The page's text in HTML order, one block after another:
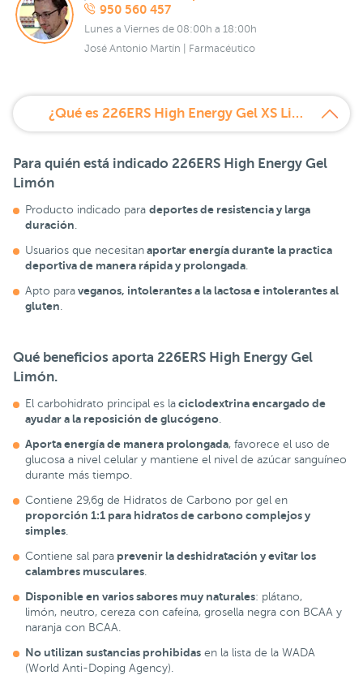
950 560 457
Lunes a Viernes de 08:00h a 18:00h
José Antonio Martín | Farmacéutico
¿Qué es 226ERS High Energy Gel XS Limón?
Para quién está indicado 226ERS High Energy Gel
Limón
Producto indicado para deportes de resistencia y larga
duración
Usuarios que necesitan aportar energía durante la practica
deportiva de manera rápida y prolongada
Apto para veganos, intolerantes a la lactosa e intolerantes al
gluten
Qué beneficios aporta 226ERS High Energy Gel
Limón.
El carbohidrato principal es la ciclodextrina encargado de
ayudar a la reposición de glucógeno.
Aporta energía de manera prolongada, favorece el uso de
glucosa a nivel celular y mantiene el nivel de azúcar sanguíneo
durante más tiempo.
Contiene 29,6g de Hidratos de Carbono por gel en
proporción 1:1 para hidratos de carbono complejos y
simples.
Contiene sal para prevenir la deshidratación y evitar los
calambres musculares.
Disponible en varios sabores muy naturales: plátano,
limón, neutro, cereza con cafeína, grosella negra con BCAA y
naranja con BCAA.
No utilizan sustancias prohibidas en la lista de la WADA
(World Anti-Doping Agency).